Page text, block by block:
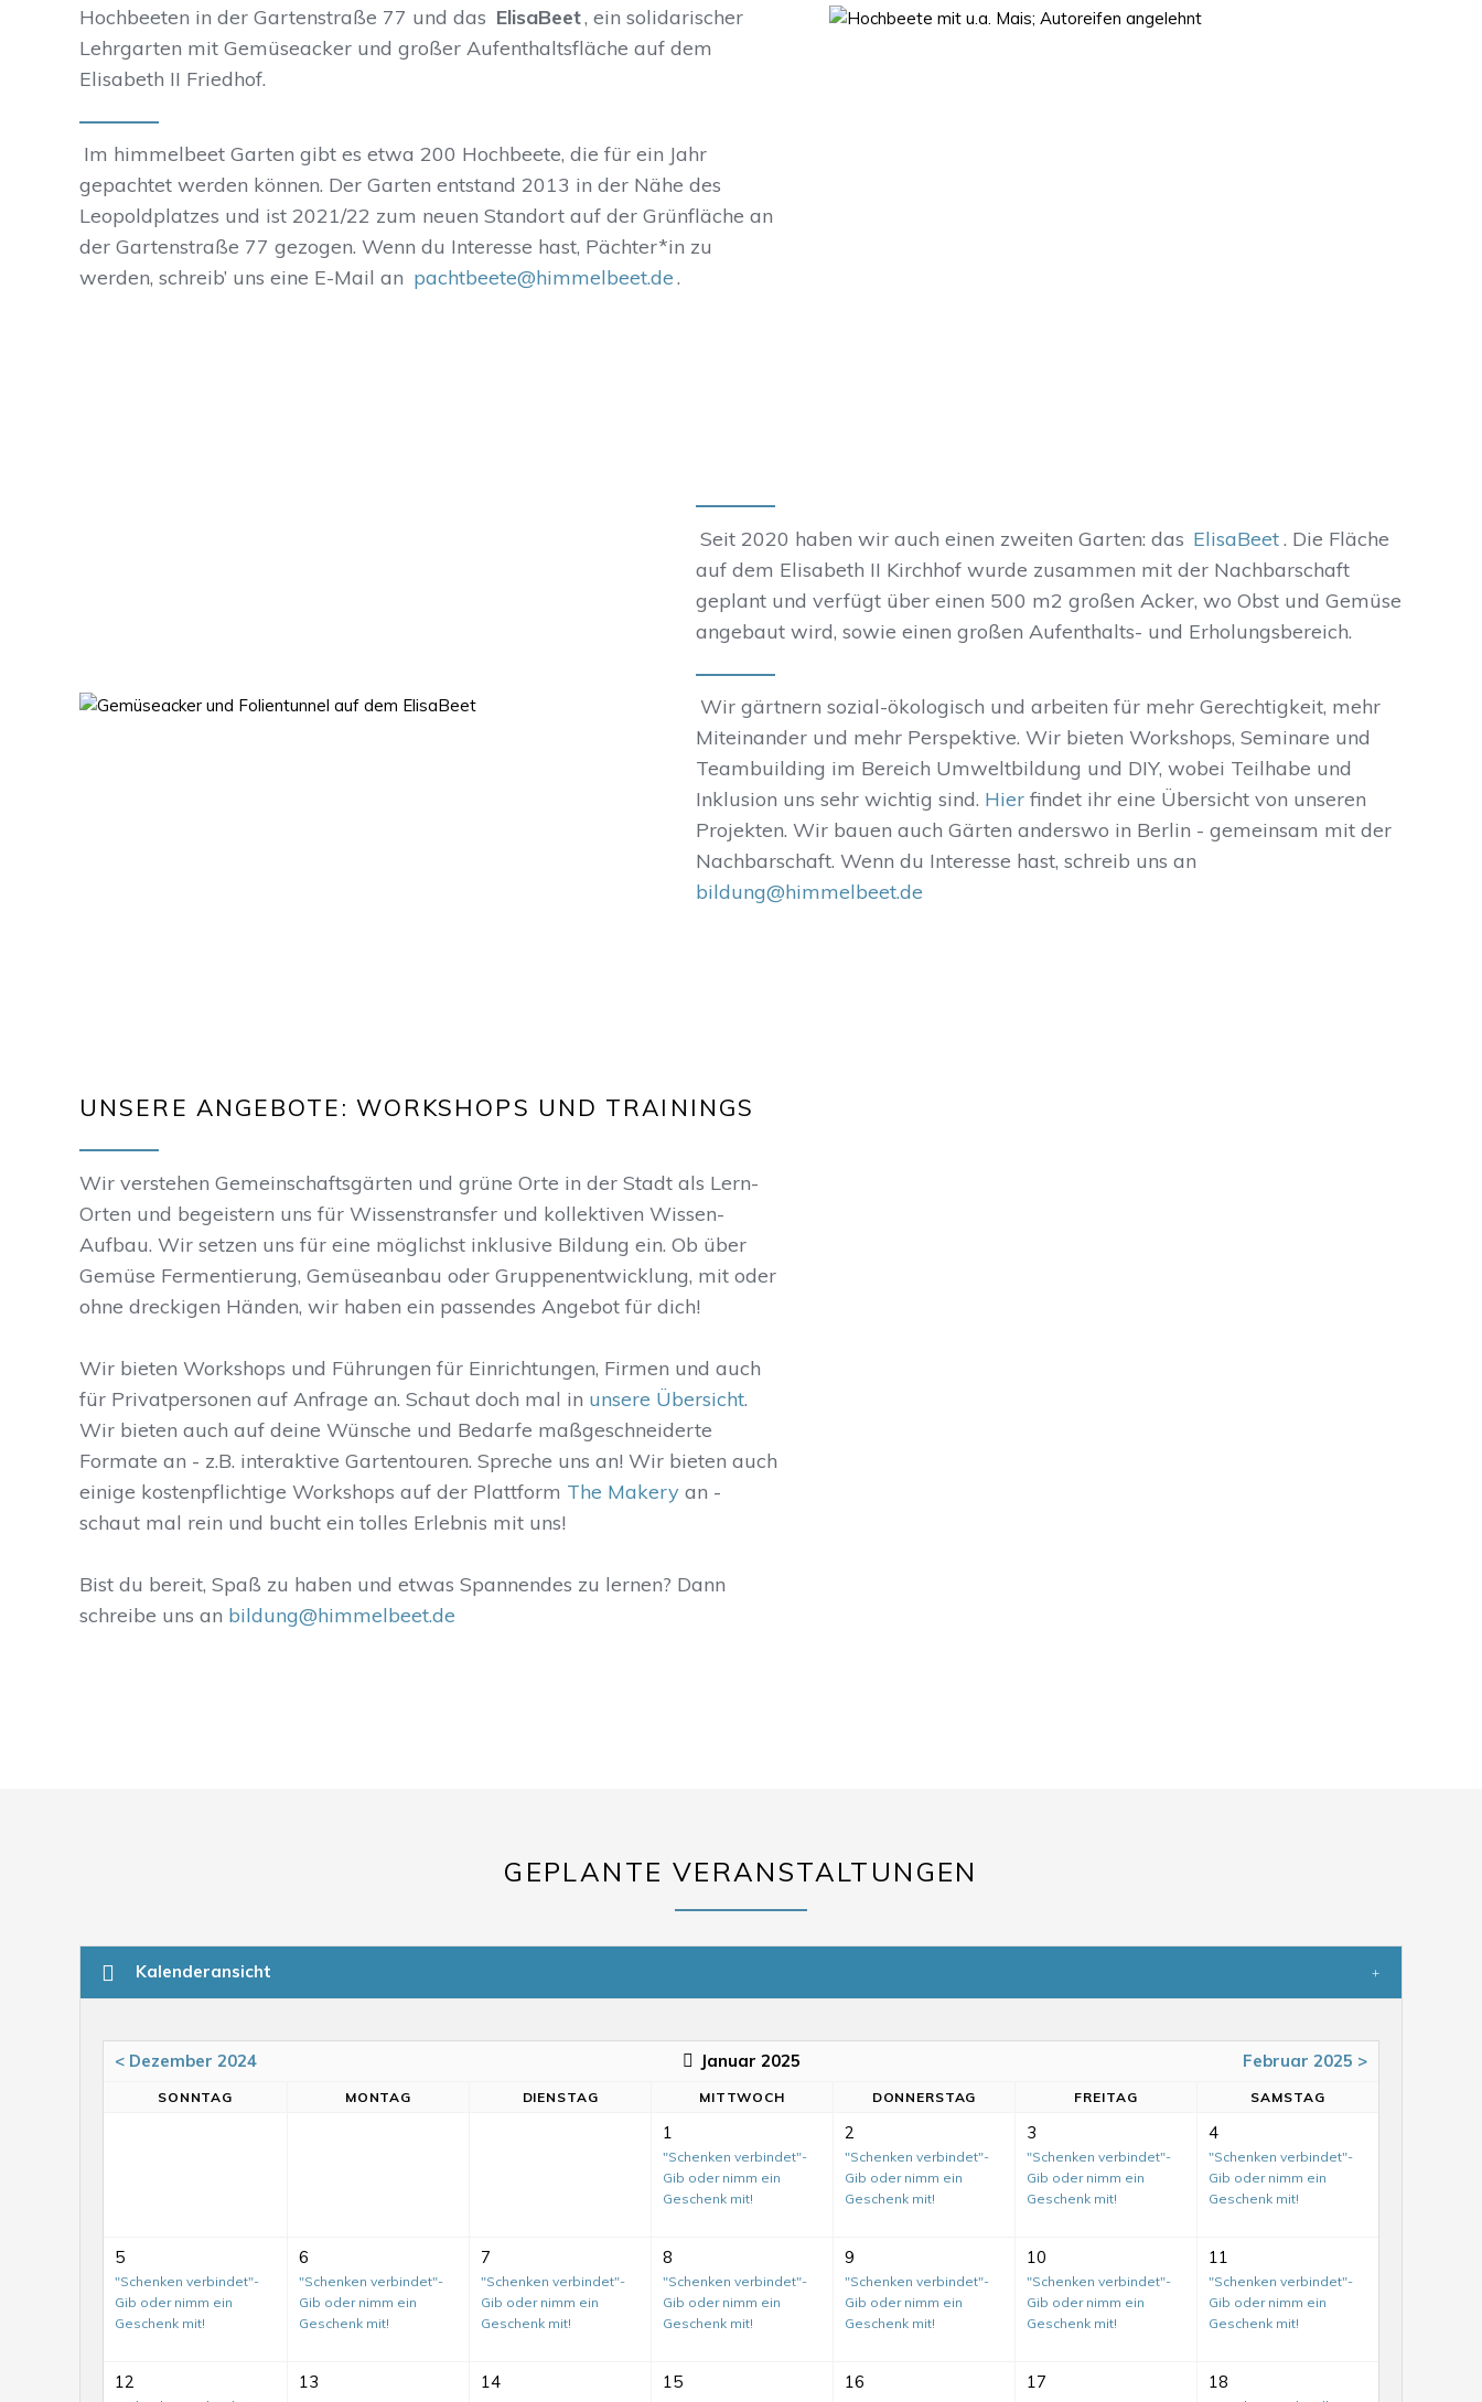
Hochbeeten in der Gartenstraße 77 und das ElisaBeet, ein solidarischer
Lehrgarten mit Gemüseacker und großer Aufenthaltsfläche auf dem
Elisabeth II Friedhof.
Im himmelbeet Garten gibt es etwa 200 Hochbeete, die für ein Jahr
gepachtet werden können. Der Garten entstand 2013 in der Nähe des
Leopoldplatzes und ist 2021/22 zum neuen Standort auf der Grünfläche an
der Gartenstraße 77 gezogen. Wenn du Interesse hast, Pächter*in zu
werden, schreib’ uns eine E-Mail an pachtbeete@himmelbeet.de.
Seit 2020 haben wir auch einen zweiten Garten: das ElisaBeet. Die Fläche
auf dem Elisabeth II Kirchhof wurde zusammen mit der Nachbarschaft
geplant und verfügt über einen 500 m2 großen Acker, wo Obst und Gemüse
angebaut wird, sowie einen großen Aufenthalts- und Erholungsbereich.
Wir gärtnern sozial-ökologisch und arbeiten für mehr Gerechtigkeit, mehr
Miteinander und mehr Perspektive. Wir bieten Workshops, Seminare und
Teambuilding im Bereich Umweltbildung und DIY, wobei Teilhabe und
Inklusion uns sehr wichtig sind. Hierfindet ihr eine Übersicht von unseren
Projekten. Wir bauen auch Gärten anderswo in Berlin - gemeinsam mit der
Nachbarschaft. Wenn du Interesse hast, schreib uns an
bildung@himmelbeet.de
UNSERE ANGEBOTE: WORKSHOPS UND TRAININGS
Wir verstehen Gemeinschaftsgärten und grüne Orte in der Stadt als Lern-
Orten und begeistern uns für Wissenstransfer und kollektiven Wissen-
Aufbau. Wir setzen uns für eine möglichst inklusive Bildung ein. Ob über
Gemüse Fermentierung, Gemüseanbau oder Gruppenentwicklung, mit oder
ohne dreckigen Händen, wir haben ein passendes Angebot für dich!
Wir bieten Workshops und Führungen für Einrichtungen, Firmen und auch
für Privatpersonen auf Anfrage an. Schaut doch mal in unsere Übersicht.
Wir bieten auch auf deine Wünsche und Bedarfe maßgeschneiderte
Formate an - z.B. interaktive Gartentouren. Spreche uns an! Wir bieten auch
einige kostenpflichtige Workshops auf der Plattform The Makery an -
schaut mal rein und bucht ein tolles Erlebnis mit uns!
Bist du bereit, Spaß zu haben und etwas Spannendes zu lernen? Dann
schreibe uns an bildung@himmelbeet.de
GEPLANTE VERANSTALTUNGEN
Kalenderansicht
< Dezember 2024 Januar 2025 Februar 2025 >
SO NNTAG MO NTAG DIENSTAG MITTWOCH DONNERSTAG FREITAG SAMSTAG
1
"Schenken verbindet"-
Gib oder nimm ein
Geschenk mit!
2
"Schenken verbindet"-
Gib oder nimm ein
Geschenk mit!
3
"Schenken verbindet"-
Gib oder nimm ein
Geschenk mit!
4
"Schenken verbindet"-
Gib oder nimm ein
Geschenk mit!
5
"Schenken verbindet"-
Gib oder nimm ein
Geschenk mit!
6
"Schenken verbindet"-
Gib oder nimm ein
Geschenk mit!
7
"Schenken verbindet"-
Gib oder nimm ein
Geschenk mit!
8
"Schenken verbindet"-
Gib oder nimm ein
Geschenk mit!
9
"Schenken verbindet"-
Gib oder nimm ein
Geschenk mit!
10
"Schenken verbindet"-
Gib oder nimm ein
Geschenk mit!
11
"Schenken verbindet"-
Gib oder nimm ein
Geschenk mit!
12 13 14 15 16 17 18